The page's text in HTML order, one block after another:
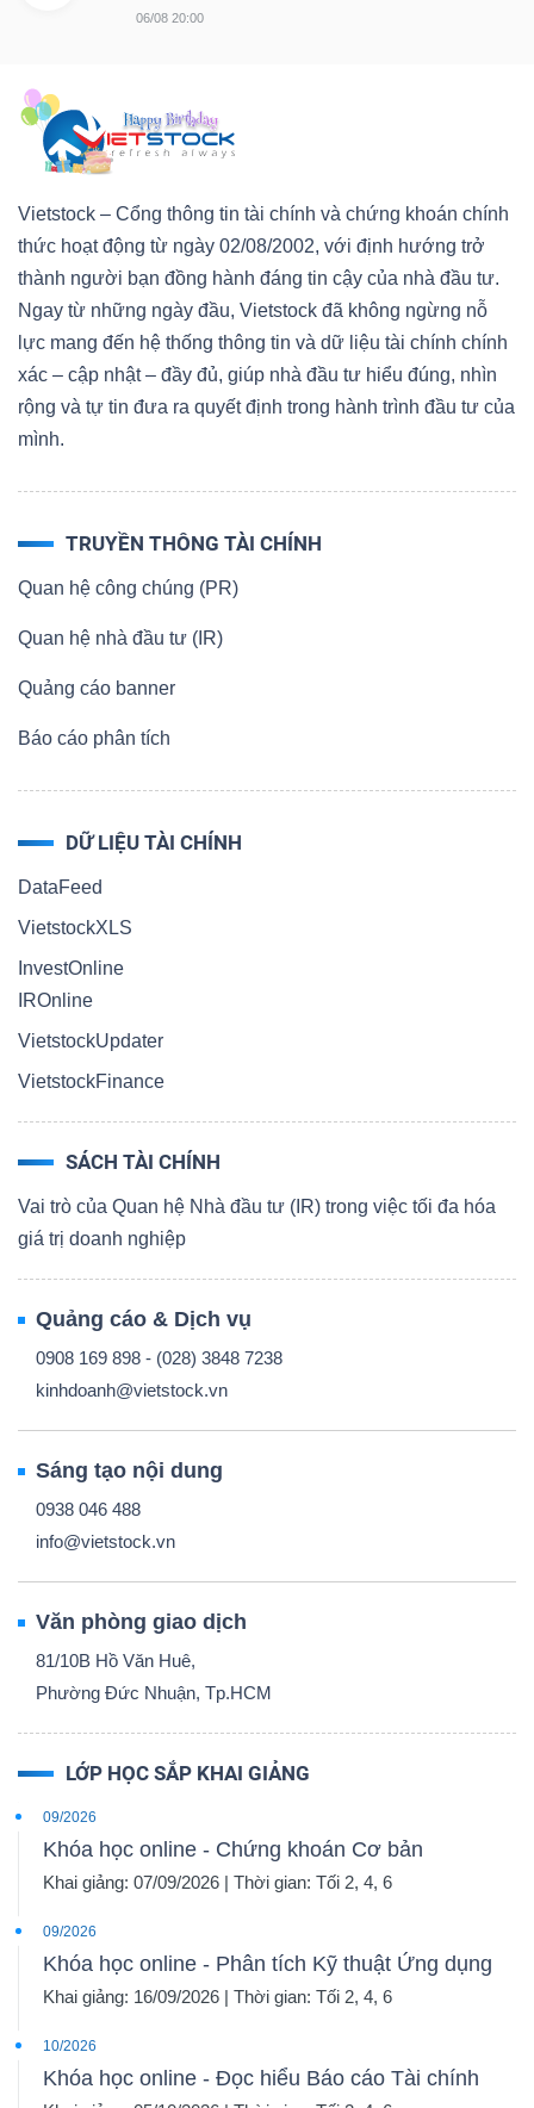
06/08 20:00
Vietstock – Cổng thông tin tài chính và chứng khoán chính
thức hoạt động từ ngày 02/08/2002, với định hướng trở
thành người bạn đồng hành đáng tin cậy của nhà đầu tư.
Ngay từ những ngày đầu, Vietstock đã không ngừng nỗ
lực mang đến hệ thống thông tin và dữ liệu tài chính chính
xác – cập nhật – đầy đủ, giúp nhà đầu tư hiểu đúng, nhìn
rộng và tự tin đưa ra quyết định trong hành trình đầu tư của
mình.
TRUYỀN THÔNG TÀI CHÍNH
Quan hệ công chúng (PR)
Quan hệ nhà đầu tư (IR)
Quảng cáo banner
Báo cáo phân tích
DỮ LIỆU TÀI CHÍNH
DataFeed
VietstockXLS
InvestOnline
IROnline
VietstockUpdater
VietstockFinance
SÁCH TÀI CHÍNH
Vai trò của Quan hệ Nhà đầu tư (IR) trong việc tối đa hóa
giá trị doanh nghiệp
Quảng cáo & Dịch vụ
0908 169 898 - (028) 3848 7238
kinhdoanh@vietstock.vn
Sáng tạo nội dung
0938 046 488
info@vietstock.vn
Văn phòng giao dịch
81/10B Hồ Văn Huê,
Phường Đức Nhuận, Tp.HCM
LỚP HỌC SẮP KHAI GIẢNG
09/2026
Khóa học online - Chứng khoán Cơ bản
Khai giảng: 07/09/2026 | Thời gian: Tối 2, 4, 6
09/2026
Khóa học online - Phân tích Kỹ thuật Ứng dụng
Khai giảng: 16/09/2026 | Thời gian: Tối 2, 4, 6
10/2026
Khóa học online - Đọc hiểu Báo cáo Tài chính